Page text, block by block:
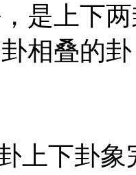
是上下
相叠的
上下卦